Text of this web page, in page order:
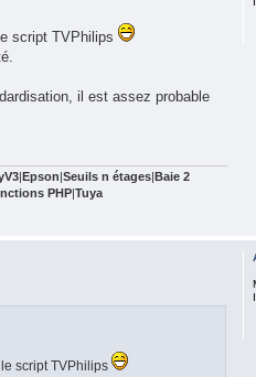
script TVPhilips
il est assez probable
Epson Seuils n étages Baie 2
PHP Tuya
script TVPhilips